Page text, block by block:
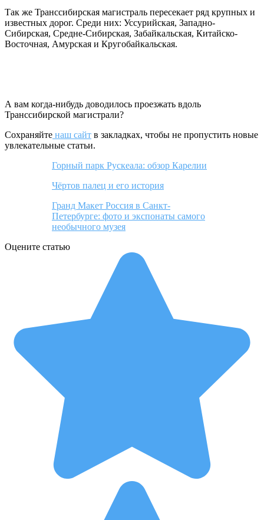
Так же Транссибирская магистраль пересекает ряд крупных и
известных дорог. Среди них: Уссурийская, Западно-
Сибирская, Средне-Сибирская, Забайкальская, Китайско-
Восточная, Амурская и Кругобайкальская.
А вам когда-нибудь доводилось проезжать вдоль
Транссибирской магистрали?
Сохраняйте наш сайт в закладках, чтобы не пропустить новые
увлекательные статьи.
Горный парк Рускеала: обзор Карелии
Чёртов палец и его история
Гранд Макет Россия в Санкт-
Петербурге: фото и экспонаты самого
необычного музея
Оцените статью